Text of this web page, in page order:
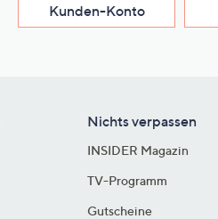
Kunden-Konto
Nichts verpassen
INSIDER Magazin
TV-Programm
Gutscheine